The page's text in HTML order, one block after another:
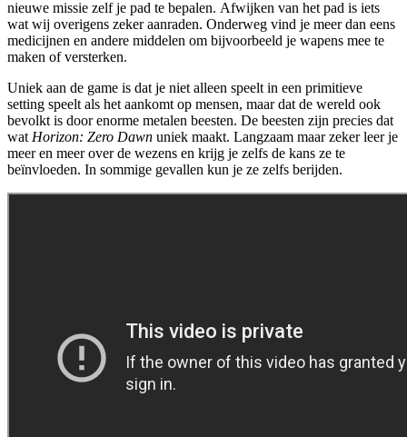
nieuwe missie zelf je pad te bepalen. Afwijken van het pad is iets
wat wij overigens zeker aanraden. Onderweg vind je meer dan eens
medicijnen en andere middelen om bijvoorbeeld je wapens mee te
maken of versterken.
Uniek aan de game is dat je niet alleen speelt in een primitieve
setting speelt als het aankomt op mensen, maar dat de wereld ook
bevolkt is door enorme metalen beesten. De beesten zijn precies dat
wat Horizon: Zero Dawn uniek maakt. Langzaam maar zeker leer je
meer en meer over de wezens en krijg je zelfs de kans ze te
beïnvloeden. In sommige gevallen kun je ze zelfs berijden.